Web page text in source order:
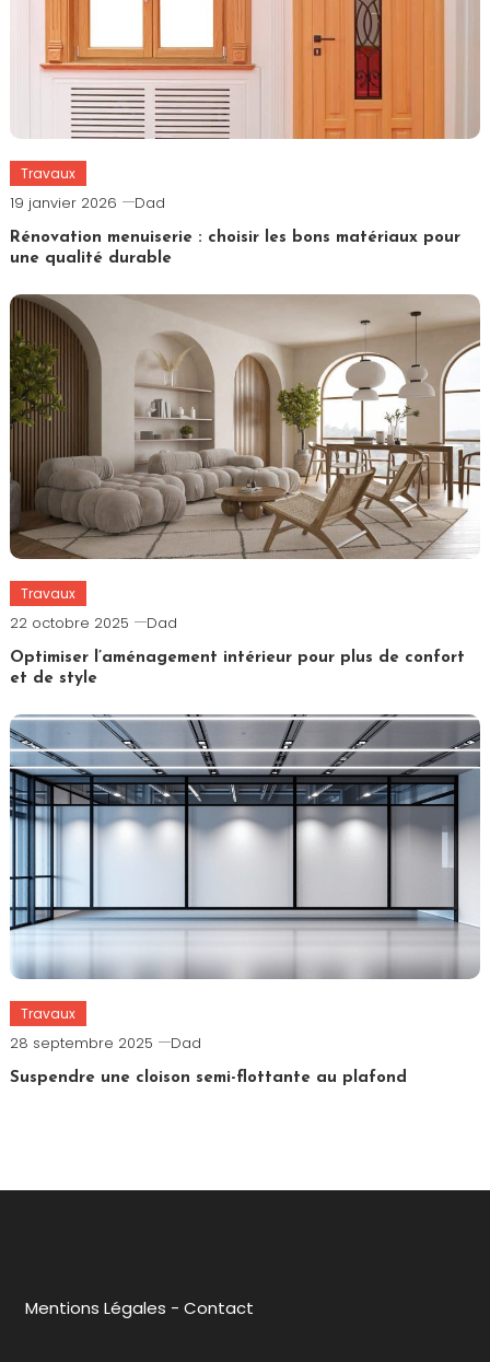
Travaux
19 janvier 2026 Dad
Rénovation menuiserie : choisir les bons matériaux pour
une qualité durable
Travaux
22 octobre 2025 Dad
Optimiser l’aménagement intérieur pour plus de confort
et de style
Travaux
28 septembre 2025 Dad
Suspendre une cloison semi-flottante au plafond
Mentions Légales -Contact